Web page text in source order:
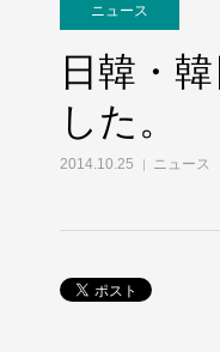
ニュース
日韓・
した。
2014.10.25 ニュース